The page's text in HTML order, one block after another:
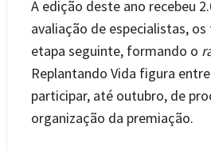
A edição deste ano recebeu
avaliação de especialistas,
etapa seguinte, formando o
Replantando Vida figura
participar, até outubro, de
organização da premiação.